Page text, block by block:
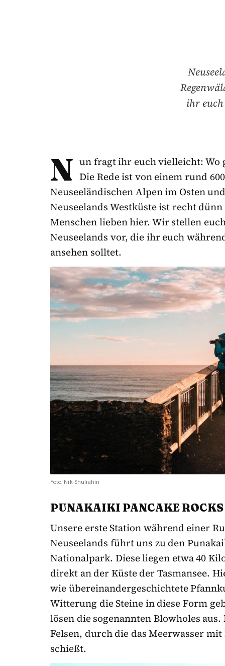
ihr
N un fragt ihr euch vielleicht: Wo
Die Rede ist von einem rund
Neuseeländischen Alpen im Osten
Neuseelands Westküste ist recht
Menschen lieben hier. Wir stellen
Neuseelands vor, die ihr euch
ansehen solltet.
Foto: Nik Shuliahin
PUNAKAIKI PANCAKE ROCKS
Unsere erste Station während einer
Neuseelands führt uns zu den
Nationalpark. Diese liegen etwa 40
direkt an der Küste der Tasmansee.
wie übereinandergeschichtete
Witterung die Steine in diese Form
lösen die sogenannten Blowholes
Felsen, durch die das Meerwasser
schießt.